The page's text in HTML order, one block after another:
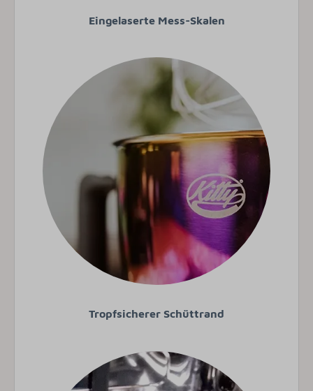
Eingelaserte Mess-Skalen
Tropfsicherer Schüttrand